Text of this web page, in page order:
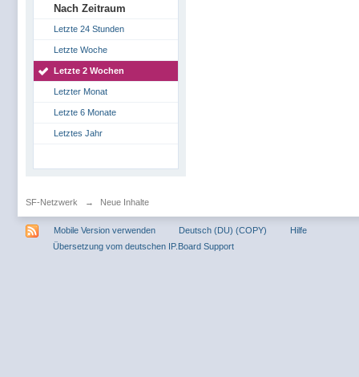
Nach Zeitraum
Letzte 24 Stunden
Letzte Woche
Letzte 2 Wochen
Letzter Monat
Letzte 6 Monate
Letztes Jahr
SF-Netzwerk → Neue Inhalte
Mobile Version verwenden Deutsch (DU) (COPY)
Hilfe
Übersetzung vom deutschen IP.Board Support